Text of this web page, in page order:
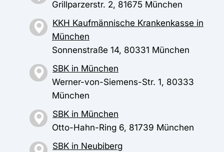
Grillparzerstr. 2, 81675 München
KKH Kaufmännische Krankenkasse in
München
Sonnenstraße 14, 80331 München
SBK in München
Werner-von-Siemens-Str. 1, 80333
München
SBK in München
Otto-Hahn-Ring 6, 81739 München
SBK in Neubiberg